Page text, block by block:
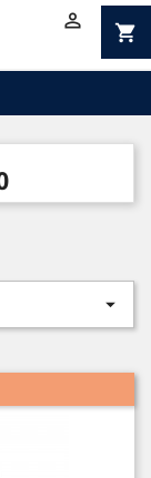
shopping_cart

